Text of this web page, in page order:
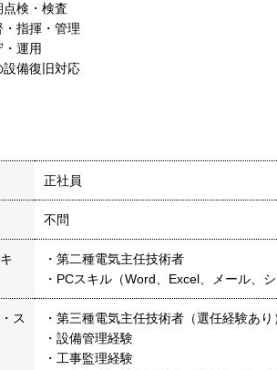
点検・検査
・指揮・管理
・運用
設備復旧対応
正社員
不問
・第二種電気主任技術者
・PCスキル（Word、Excel、メール、
ス
・第三種電気主任技術者（選任経験あり
・設備管理経験
・工事監理経験